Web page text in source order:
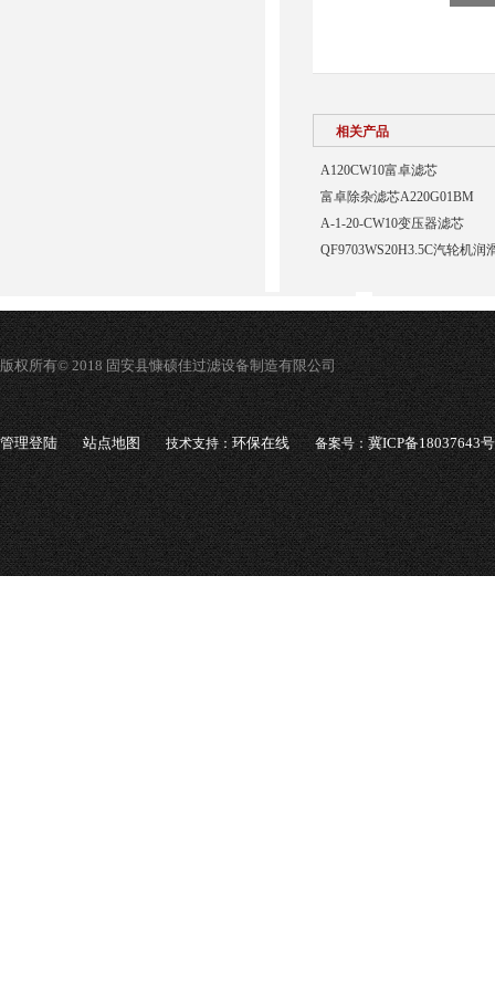
相关产品
A120CW10富卓滤芯
富卓除杂滤芯A220G01BM
A-1-20-CW10变压器滤芯
QF9703WS20H3.5C汽轮机润
版权所有© 2018 固安县慷硕佳过滤设备制造有限公司
管理登陆 站点地图 技术支持：环保在线 备案号：冀ICP备18037643